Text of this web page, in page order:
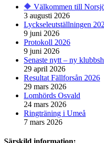
🔶️ Välkommen till
3 augusti 2026
Lyckseleutställningen
9 juni 2026
Protokoll 2026
9 juni 2026
Senaste nytt – ny
29 april 2026
Resultat Fällforsån 2026
29 mars 2026
Lomhörds Osvald
24 mars 2026
Ringträning i Umeå
7 mars 2026